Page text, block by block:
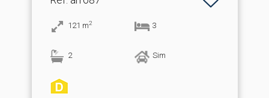
121 m2 3
2 Sim